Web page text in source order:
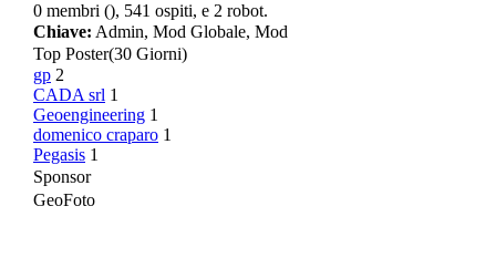
0 membri (), 541 ospiti, e 2 robot.
Chiave: Admin, Mod Globale, Mod
Top Poster(30 Giorni)
gp 2
CADA srl 1
Geoengineering 1
domenico craparo 1
Pegasis 1
Sponsor
GeoFoto